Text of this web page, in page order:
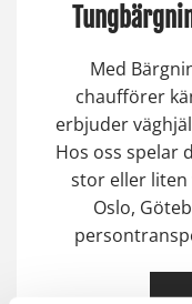
Med
chaufförer
erbjuder
Hos oss spelar
stor eller liten
Oslo,